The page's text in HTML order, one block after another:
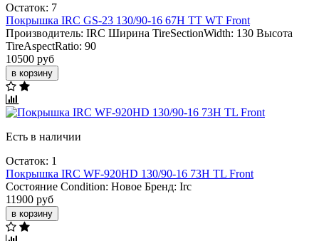
Остаток: 7
Покрышка IRC GS-23 130/90-16 67H TT WT Front
Производитель: IRC Ширина TireSectionWidth: 130 Высота
TireAspectRatio: 90
10500 руб
в корзину
Есть в наличии
Остаток: 1
Покрышка IRC WF-920HD 130/90-16 73H TL Front
Состояние Condition: Новое Бренд: Irc
11900 руб
в корзину